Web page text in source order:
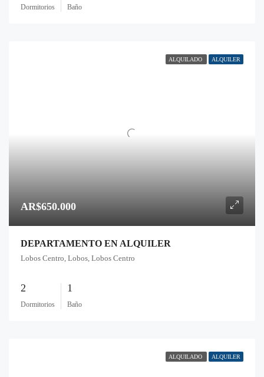
Dormitorios Baño
ALQUILADO ALQUILER
AR$650.000
DEPARTAMENTO EN ALQUILER
Lobos Centro, Lobos, Lobos Centro
2
Dormitorios
1
Baño
ALQUILADO ALQUILER